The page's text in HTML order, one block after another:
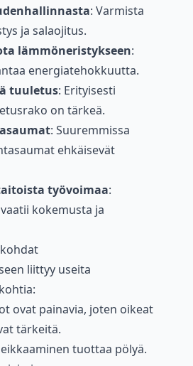
: Varmista
ja salaojitus.
lämmöneristykseen:
energiatehokkuutta.
tuuletus: Erityisesti
on tärkeä.
: Suuremmissa
ehkäisevät
työvoimaa:
kokemusta ja
liittyy useita
ovat painavia, joten oikeat
tärkeitä.
tuottaa pölyä.